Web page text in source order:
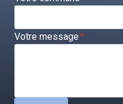
Votre message*